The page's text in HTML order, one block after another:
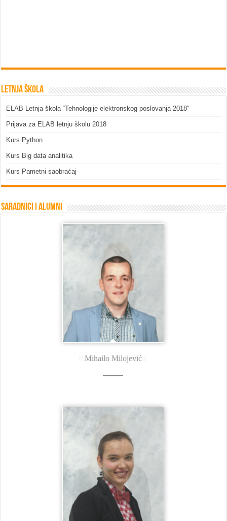
Letnja škola
ELAB Letnja škola “Tehnologije elektronskog poslovanja 2018″
Prijava za ELAB letnju školu 2018
Kurs Python
Kurs Big data analitika
Kurs Pametni saobraćaj
Saradnici i Alumni
Branka Rodić Trmčić
Mihailo Milojević